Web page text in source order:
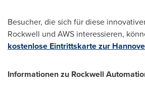
Besucher, die sich für diese
Rockwell und AWS interessieren,
kostenlose Eintrittskarte zur
Informationen zu Rockwell